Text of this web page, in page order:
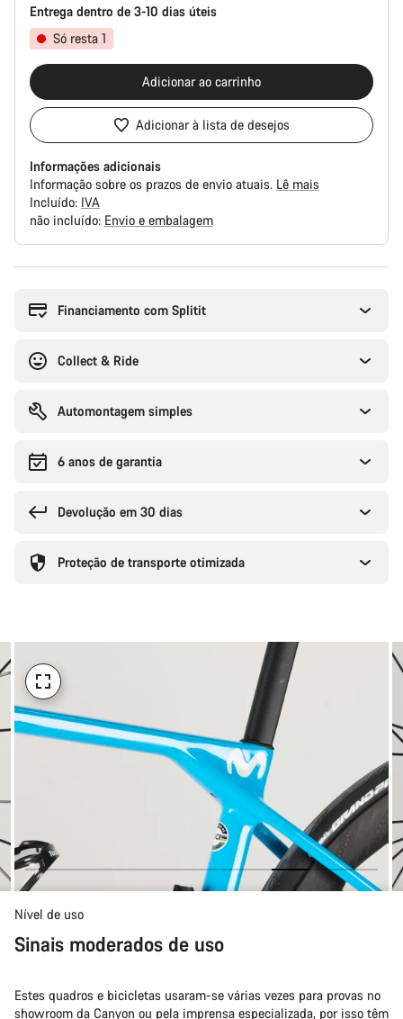
Entrega dentro de 3-10 dias úteis
Só resta 1
Adicionar ao carrinho
Adicionar à lista de desejos
Informações adicionais
Informação sobre os prazos de envio atuais. Lê mais
Incluído: IVA
não incluído: Envio e embalagem
compra
Financiamento com Splitit
Collect & Ride
Automontagem simples
6 anos de garantia
Devolução em 30 dias
Proteção de transporte otimizada
Nível de uso
Sinais moderados de uso
Estes quadros e bicicletas usaram-se várias vezes para provas no
showroom da Canyon ou pela imprensa especializada, por isso têm